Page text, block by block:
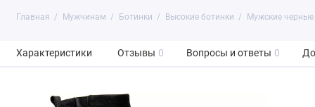
Главная Мужчинам Ботинки Высокие ботинки Мужские
Характеристики Отзывы 0 Вопросы и ответы 0